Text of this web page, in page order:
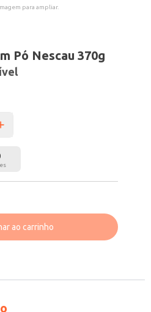
para ampliar.
Pó Nescau 370g
ao carrinho